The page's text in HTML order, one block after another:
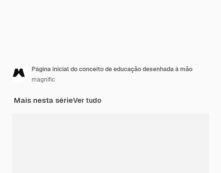
Página inicial do conceito de educação desenhada à mão
magnific
Mais nesta sérieVer tudo